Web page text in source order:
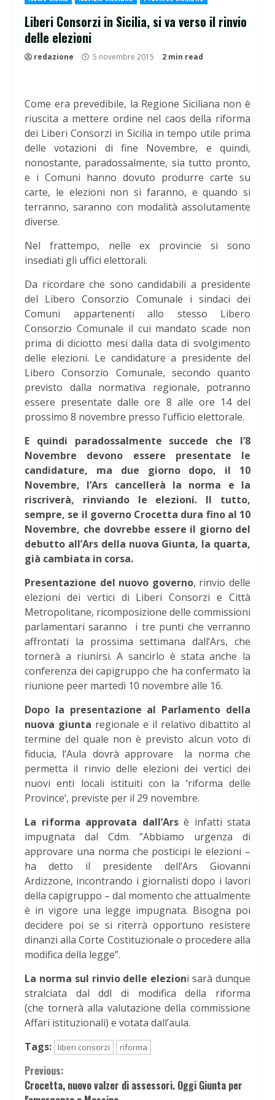
Liberi Consorzi in Sicilia, si va verso il rinvio
delle elezioni
redazione 5 novembre 2015 2 min read
Come era prevedibile, la Regione Siciliana non è
riuscita a mettere ordine nel caos della riforma
dei Liberi Consorzi in Sicilia in tempo utile prima
delle votazioni di fine Novembre, e quindi,
nonostante, paradossalmente, sia tutto pronto,
e i Comuni hanno dovuto produrre carte su
carte, le elezioni non si faranno, e quando si
terranno, saranno con modalità assolutamente
diverse.
Nel frattempo, nelle ex provincie si sono
insediati gli uffici elettorali.
Da ricordare che sono candidabili a presidente
del Libero Consorzio Comunale i sindaci dei
Comuni appartenenti allo stesso Libero
Consorzio Comunale il cui mandato scade non
prima di diciotto mesi dalla data di svolgimento
delle elezioni. Le candidature a presidente del
Libero Consorzio Comunale, secondo quanto
previsto dalla normativa regionale, potranno
essere presentate dalle ore 8 alle ore 14 del
prossimo 8 novembre presso l’ufficio elettorale.
E quindi paradossalmente succede che l’8
Novembre devono essere presentate le
candidature, ma due giorno dopo, il 10
Novembre, l’Ars cancellerà la norma e la
riscriverà, rinviando le elezioni. Il tutto,
sempre, se il governo Crocetta dura fino al 10
Novembre, che dovrebbe essere il giorno del
debutto all’Ars della nuova Giunta, la quarta,
già cambiata in corsa.
Presentazione del nuovo governo, rinvio delle
elezioni dei vertici di Liberi Consorzi e Città
Metropolitane, ricomposizione delle commissioni
parlamentari saranno i tre punti che verranno
affrontati la prossima settimana dall’Ars, che
tornerà a riunirsi. A sancirlo è stata anche la
conferenza dei capigruppo che ha confermato la
riunione peer martedì 10 novembre alle 16.
Dopo la presentazione al Parlamento della
nuova giunta regionale e il relativo dibattito al
termine del quale non è previsto alcun voto di
fiducia, l’Aula dovrà approvare la norma che
permetta il rinvio delle elezioni dei vertici dei
nuovi enti locali istituiti con la ‘riforma delle
Province’, previste per il 29 novembre.
La riforma approvata dall’Arsè infatti stata
impugnata dal Cdm. ”Abbiamo urgenza di
approvare una norma che posticipi le elezioni –
ha detto il presidente dell’Ars Giovanni
Ardizzone, incontrando i giornalisti dopo i lavori
della capigruppo – dal momento che attualmente
è in vigore una legge impugnata. Bisogna poi
decidere poi se si riterrà opportuno resistere
dinanzi alla Corte Costituzionale o procedere alla
modifica della legge”.
La norma sul rinvio delle elezioni sarà dunque
stralciata dal ddl di modifica della riforma
(che tornerà alla valutazione della commissione
Affari istituzionali) e votata dall’aula.
Tags:
liberi consorzi riforma
Continue
Previous:
Crocetta, nuovo valzer di assessori. Oggi Giunta per